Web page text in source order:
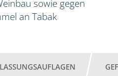
sowie gegen
an Tabak